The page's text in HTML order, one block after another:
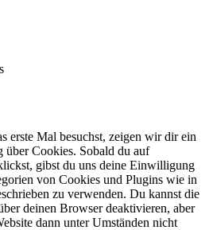
erste Mal besuchst, zeigen wir dir ein
Cookies. Sobald du auf
gibst du uns deine Einwilligung
von Cookies und Plugins wie in
zu verwenden. Du kannst die
deinen Browser deaktivieren, aber
dann unter Umständen nicht